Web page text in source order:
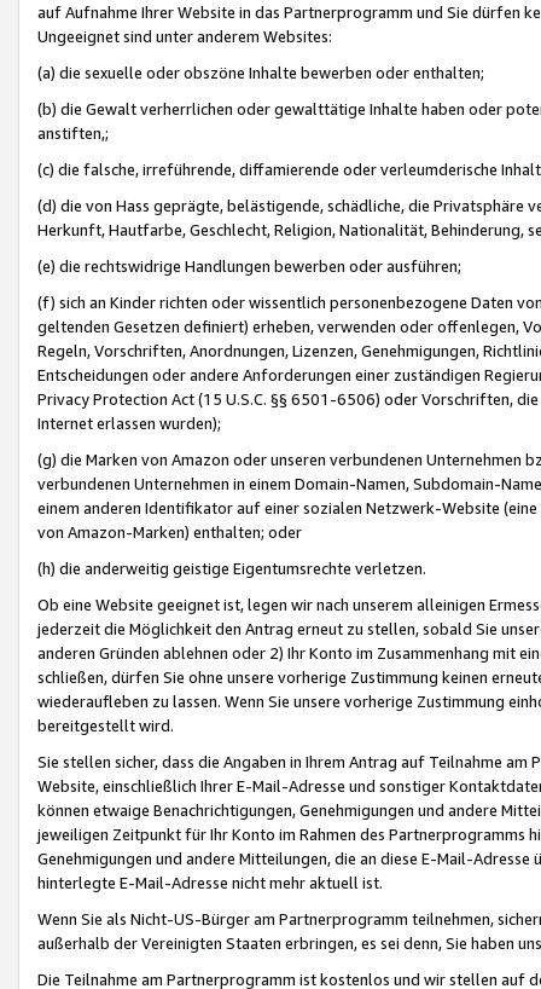
auf Aufnahme Ihrer Website in das Partnerprogramm und Sie dürfen
Ungeeignet sind unter anderem Websites:
(a) die sexuelle oder obszöne Inhalte bewerben oder enthalten;
(b) die Gewalt verherrlichen oder gewalttätige Inhalte haben oder
anstiften,;
(c) die falsche, irreführende, diffamierende oder verleumderische
(d) die von Hass geprägte, belästigende, schädliche, die Privatsphäre
Herkunft, Hautfarbe, Geschlecht, Religion, Nationalität, Behinderung,
(e) die rechtswidrige Handlungen bewerben oder ausführen;
(f) sich an Kinder richten oder wissentlich personenbezogene Daten
geltenden Gesetzen definiert) erheben, verwenden oder offenlegen,
Regeln, Vorschriften, Anordnungen, Lizenzen, Genehmigungen,
Entscheidungen oder andere Anforderungen einer zuständigen
Privacy Protection Act (15 U.S.C. §§ 6501-6506) oder Vorschriften,
Internet erlassen wurden);
(g) die Marken von Amazon oder unseren verbundenen Unternehmen
verbundenen Unternehmen in einem Domain-Namen, Subdomain-
einem anderen Identifikator auf einer sozialen Netzwerk-Website
von Amazon-Marken) enthalten; oder
(h) die anderweitig geistige Eigentumsrechte verletzen.
Ob eine Website geeignet ist, legen wir nach unserem alleinigen
jederzeit die Möglichkeit den Antrag erneut zu stellen, sobald Sie
anderen Gründen ablehnen oder 2) Ihr Konto im Zusammenhang mit
schließen, dürfen Sie ohne unsere vorherige Zustimmung keinen
wiederaufleben zu lassen. Wenn Sie unsere vorherige Zustimmung
bereitgestellt wird.
Sie stellen sicher, dass die Angaben in Ihrem Antrag auf Teilnahme
Website, einschließlich Ihrer E-Mail-Adresse und sonstiger
können etwaige Benachrichtigungen, Genehmigungen und andere
jeweiligen Zeitpunkt für Ihr Konto im Rahmen des Partnerprogramms
Genehmigungen und andere Mitteilungen, die an diese E-Mail-
hinterlegte E-Mail-Adresse nicht mehr aktuell ist.
Wenn Sie als Nicht-US-Bürger am Partnerprogramm teilnehmen,
außerhalb der Vereinigten Staaten erbringen, es sei denn, Sie haben
Die Teilnahme am Partnerprogramm ist kostenlos und wir stellen auf